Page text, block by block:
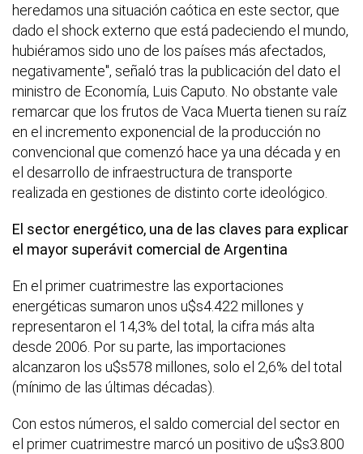
heredamos una situación caótica en este sector, que
dado el shock externo que está padeciendo el mundo,
hubiéramos sido uno de los países más afectados,
negativamente", señaló tras la publicación del dato el
ministro de Economía, Luis Caputo. No obstante vale
remarcar que los frutos de Vaca Muerta tienen su raíz
en el incremento exponencial de la producción no
convencional que comenzó hace ya una década y en
el desarrollo de infraestructura de transporte
realizada en gestiones de distinto corte ideológico.
El sector energético, una de las claves para explicar
el mayor superávit comercial de Argentina
En el primer cuatrimestre las exportaciones
energéticas sumaron unos u$s4.422 millones y
representaron el 14,3% del total, la cifra más alta
desde 2006. Por su parte, las importaciones
alcanzaron los u$s578 millones, solo el 2,6% del total
(mínimo de las últimas décadas).
Con estos números, el saldo comercial del sector en
el primer cuatrimestre marcó un positivo de u$s3.800